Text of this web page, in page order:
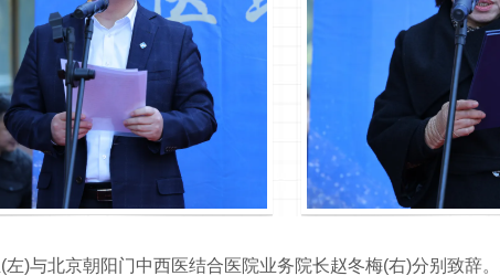
)与北京朝阳门中西医结合医院业务院长赵冬梅(右)分别致辞